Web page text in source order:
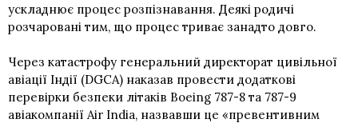
ускладнює процес розпізнавання. Деякі родичі
розчаровані тим, що процес триває занадто довго.
Через катастрофу генеральний директорат цивільної
авіації Індії (DGCA) наказав провести додаткові
перевірки безпеки літаків Boeing 787-8 та 787-9
авіакомпанії Air India, назвавши це «превентивним